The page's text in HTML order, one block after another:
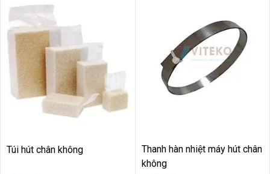
Túi hút chân không
Thanh hàn nhiệt máy hút chân
không